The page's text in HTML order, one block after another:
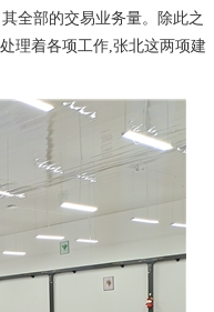
全部的交易业务量。除此之
理着各项工作,张北这两项建